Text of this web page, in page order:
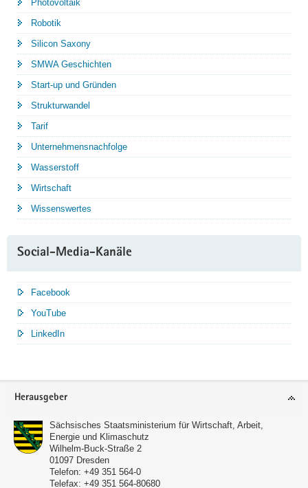
Photovoltaik
Robotik
Silicon Saxony
SMWA Geschichten
Start-up und Gründen
Strukturwandel
Tarif
Unternehmensnachfolge
Wasserstoff
Wirtschaft
Wissenswertes
Social-Media-Kanäle
Facebook
YouTube
LinkedIn
Service
Herausgeber
Sächsisches Staatsministerium für Wirtschaft, Arbeit,
Energie und Klimaschutz
Wilhelm-Buck-Straße 2
01097 Dresden
Telefon: +49 351 564-0
Telefax: +49 351 564-80680